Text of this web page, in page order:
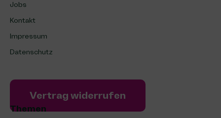
Jobs
Kontakt
Impressum
Datenschutz
Vertrag widerrufen
Themen